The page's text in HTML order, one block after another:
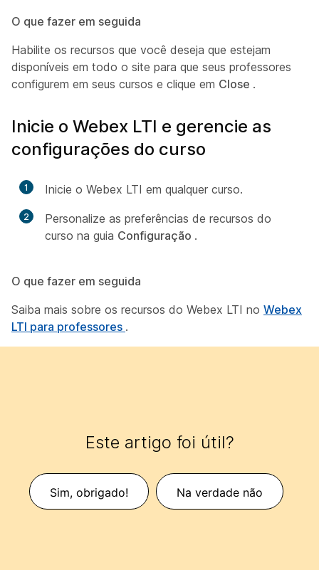
O que fazer em seguida
Habilite os recursos que você deseja que estejam
disponíveis em todo o site para que seus professores
configurem em seus cursos e clique em Close .
Inicie o Webex LTI e gerencie as
configurações do curso
1 Inicie o Webex LTI em qualquer curso.
2
Personalize as preferências de recursos do
curso na guia Configuração .
O que fazer em seguida
Saiba mais sobre os recursos do Webex LTI no Webex
LTI para professores .
Este artigo foi útil?
Sim, obrigado! Na verdade não